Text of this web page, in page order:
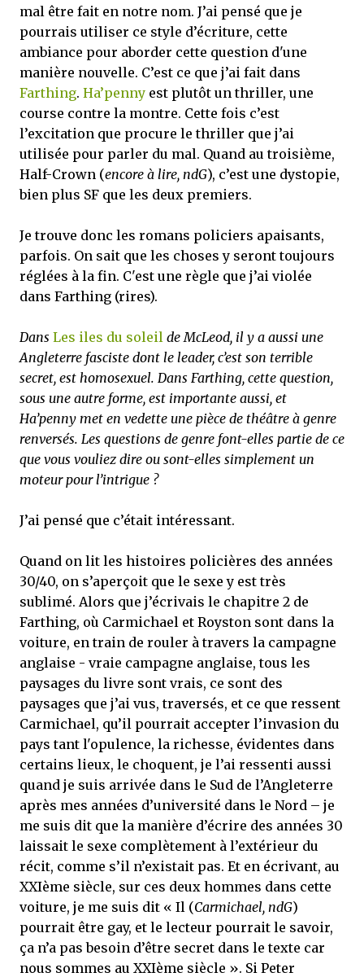
mal être fait en notre nom. J’ai pensé que je
pourrais utiliser ce style d’écriture, cette
ambiance pour aborder cette question d'une
manière nouvelle. C’est ce que j’ai fait dans
Farthing. Ha’penny est plutôt un thriller, une
course contre la montre. Cette fois c’est
l’excitation que procure le thriller que j’ai
utilisée pour parler du mal. Quand au troisième,
Half-Crown (encore à lire, ndG), c’est une dystopie,
bien plus SF que les deux premiers.
Je trouve donc les romans policiers apaisants,
parfois. On sait que les choses y seront toujours
réglées à la fin. C'est une règle que j’ai violée
dans Farthing (rires).
Dans Les iles du soleil de McLeod, il y a aussi une
Angleterre fasciste dont le leader, c’est son terrible
secret, est homosexuel. Dans Farthing, cette question,
sous une autre forme, est importante aussi, et
Ha’penny met en vedette une pièce de théâtre à genre
renversés. Les questions de genre font-elles partie de ce
que vous vouliez dire ou sont-elles simplement un
moteur pour l’intrigue ?
J’ai pensé que c’était intéressant.
Quand on lit les histoires policières des années
30/40, on s’aperçoit que le sexe y est très
sublimé. Alors que j’écrivais le chapitre 2 de
Farthing, où Carmichael et Royston sont dans la
voiture, en train de rouler à travers la campagne
anglaise - vraie campagne anglaise, tous les
paysages du livre sont vrais, ce sont des
paysages que j’ai vus, traversés, et ce que ressent
Carmichael, qu’il pourrait accepter l’invasion du
pays tant l'opulence, la richesse, évidentes dans
certains lieux, le choquent, je l’ai ressenti aussi
quand je suis arrivée dans le Sud de l’Angleterre
après mes années d’université dans le Nord – je
me suis dit que la manière d’écrire des années 30
laissait le sexe complètement à l’extérieur du
récit, comme s’il n’existait pas. Et en écrivant, au
XXIème siècle, sur ces deux hommes dans cette
voiture, je me suis dit « Il (Carmichael, ndG)
pourrait être gay, et le lecteur pourrait le savoir,
ça n’a pas besoin d’être secret dans le texte car
nous sommes au XXIème siècle ». Si Peter